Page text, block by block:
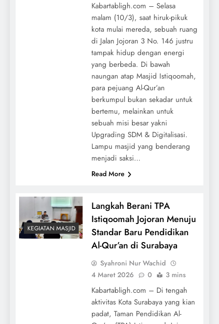
Kabartabligh.com – Selasa
malam (10/3), saat hiruk-pikuk
kota mulai mereda, sebuah ruang
di Jalan Jojoran 3 No. 146 justru
tampak hidup dengan energi
yang berbeda. Di bawah
naungan atap Masjid Istiqoomah,
para pejuang Al-Qur’an
berkumpul bukan sekadar untuk
bertemu, melainkan untuk
sebuah misi besar yakni
Upgrading SDM & Digitalisasi.
Lampu masjid yang benderang
menjadi saksi…
Read More
KEGIATAN MASJID
Langkah Berani TPA
Istiqoomah Jojoran Menuju
Standar Baru Pendidikan
Al-Qur’an di Surabaya
Syahroni Nur Wachid
4 Maret 2026
0 3 mins
Kabartabligh.com – Di tengah
aktivitas Kota Surabaya yang kian
padat, Taman Pendidikan Al-